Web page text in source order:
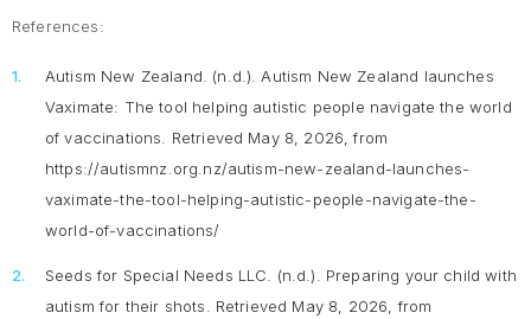
References:
Autism New Zealand. (n.d.). Autism New Zealand launches
Vaximate: The tool helping autistic people navigate the world
of vaccinations . Retrieved May 8, 2026, from
https://autismnz.org.nz/autism-new-zealand-launches-
vaximate-the-tool-helping-autistic-people-navigate-the-
world-of-vaccinations/
Seeds for Special Needs LLC. (n.d.). Preparing your child with
autism for their shots . Retrieved May 8, 2026, from